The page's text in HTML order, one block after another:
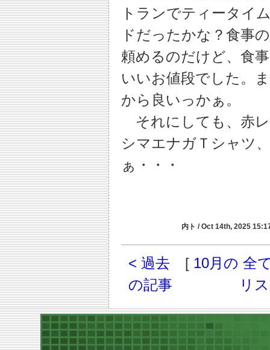
トランでティータイ
ドだったかな？食事
頼めるのだけど、食
いいお値段でした。
から良いっかぁ。
それにしても、赤
シマエナガＴシャツ
ぁ・・・
内ト / Oct 14th, 2025
< 過去
の記事
[ 10月の 全
リ